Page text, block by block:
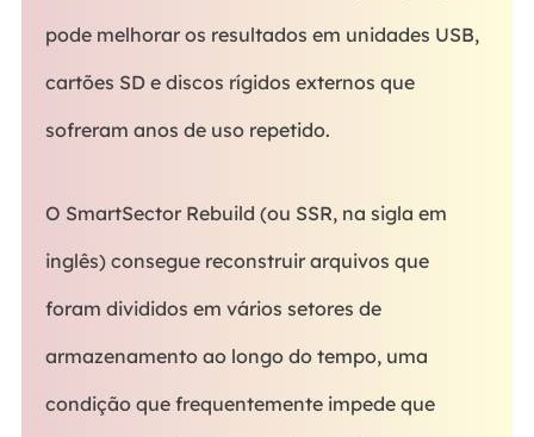
pode melhorar os resultados em unidades USB,
cartões SD e discos rígidos externos que
sofreram anos de uso repetido.
O SmartSector Rebuild (ou SSR, na sigla em
inglês) consegue reconstruir arquivos que
foram divididos em vários setores de
armazenamento ao longo do tempo, uma
condição que frequentemente impede que